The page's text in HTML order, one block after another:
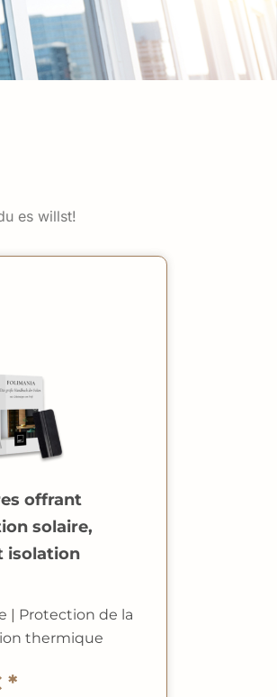
es willst!
offrant
solaire,
isolation
| Protection de la
thermique
*